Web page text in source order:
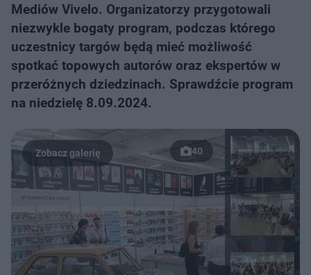
Mediów Vivelo. Organizatorzy przygotowali
niezwykle bogaty program, podczas którego
uczestnicy targów będą mieć możliwość
spotkać topowych autorów oraz ekspertów w
przeróżnych dziedzinach. Sprawdźcie program
na niedzielę 8.09.2024.
40